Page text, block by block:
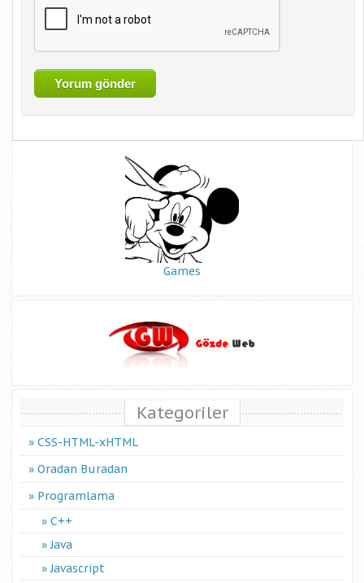
Games
Kategoriler
CSS-HTML-xHTML
Oradan Buradan
Programlama
C++
Java
Javascript